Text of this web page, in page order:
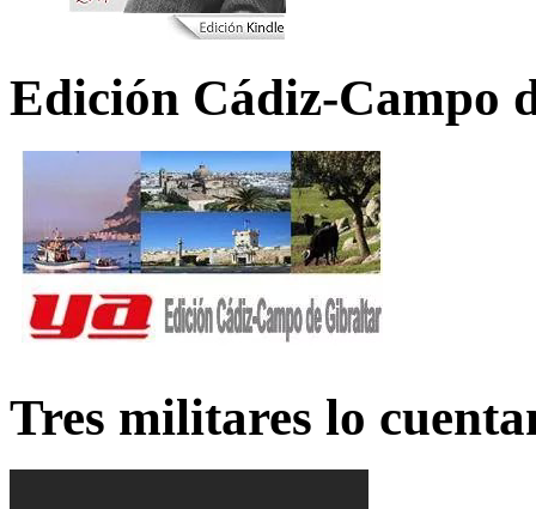
Edición Cádiz-Campo
Tres militares lo